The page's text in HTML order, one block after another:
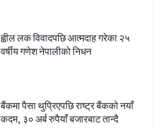
ह्वील लक विवादपछि आत्मदाह गरेका २५
वर्षीय गणेश नेपालीको निधन
बैंकमा पैसा थुप्रिएपछि राष्ट्र बैंकको नयाँ
कदम, ३० अर्ब रुपैयाँ बजारबाट तान्दै